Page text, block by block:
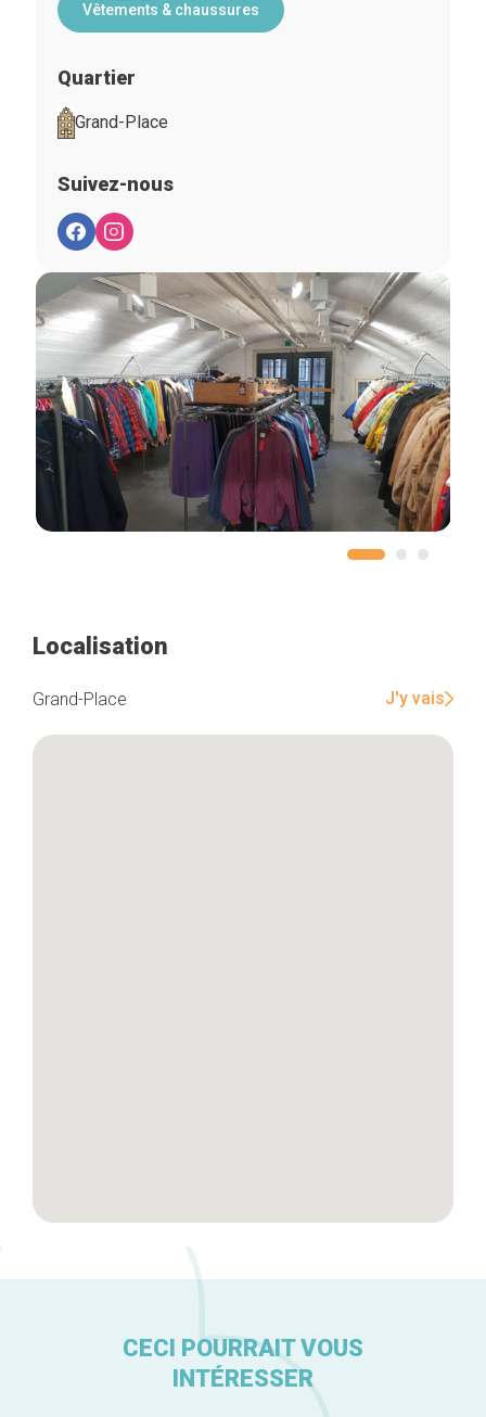
Vêtements & chaussures
Quartier
Grand-Place
Suivez-nous
Localisation
Grand-Place J'y vais
CECI POURRAIT VOUS
INTÉRESSER